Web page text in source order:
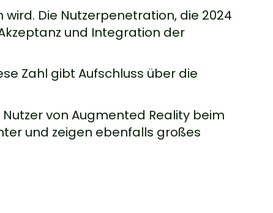
Die Nutzerpenetration, die 2024
und Integration der
Zahl gibt Aufschluss über die
von Augmented Reality beim
und zeigen ebenfalls großes